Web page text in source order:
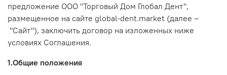
предложение ООО "Торговый Дом Глобал Дент",
размещенное на сайте global-dent.market (далее –
"Сайт"), заключить договор на изложенных ниже
условиях Соглашения.
1.Общие положения